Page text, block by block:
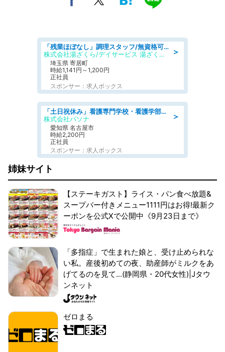
＞
「残業ほぼなし」調理スタッフ/無資格可/正職員/日勤のみ/デイサービス/社会保障完備
株式会社湯ざくら/デイサービス 湯ざくらケアリゾート
埼玉県 寄居町
時給1,141円～1,200円
正社員
スポンサー：求人ボックス
＞
「土日祝休み」看護専門学校・看護学部での教員業務/高時給/要資格:保健師、正看護師
株式会社パソナ
愛知県 名古屋市
時給2,200円
正社員
スポンサー：求人ボックス
姉妹サイト
【ステーキガスト】ライス・パン食べ放題&
スープバー付きメニュー1111円はお得!最新ク
ーポンを公式Xで公開中《9月23日まで》
「多指症」で生まれた娘と、受け止められな
い私。産後初めての夜、助産師がミルクをあ
げてるのを見て...(静岡県・20代女性)|Jタウ
ンネット
ゼロまる